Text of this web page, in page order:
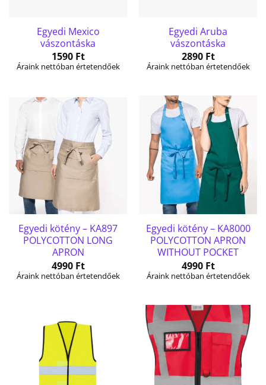
Egyedi Mexico
vászontáska
1590 Ft
Áraink nettóban értetendőek
Egyedi Aruba
vászontáska
2890 Ft
Áraink nettóban értetendőek
Egyedi kötény – KA897
POLYCOTTON LONG
APRON
4990 Ft
Áraink nettóban értetendőek
Egyedi kötény – KA8000
POLYCOTTON APRON
WITHOUT POCKET
4990 Ft
Áraink nettóban értetendőek